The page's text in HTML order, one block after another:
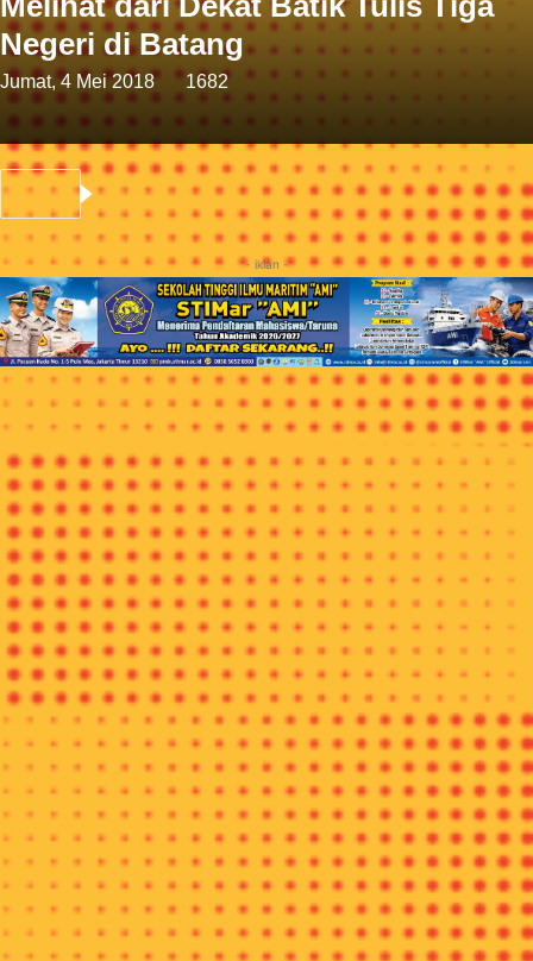
Negeri di Batang
Jumat, 4 Mei 2018 1682
- iklan -
JAKARTA, ITN-
BATIK sudah menjadi ciri khas Indonesia
sejak United Nations Educational, Scientific and Cultural
Organisation (UNESCO) menetapkan batik sebagai warisan
budaya Indonesia pada 2009 lalu.
Batik Tanah Air pun semakin terkenal hingga ke seluruh dunia.
Seiring perkembangan zaman, kini perajin banyak
meninggalkan cara tradisional (batik tulis) dengan alasan
efisiensi waktu dan tenaga dengan menggunakan teknologi
printing(batik printing). Perubahan teknik pembuatan ini
banyak sedikitnya akan mengikis nilai seni dalam membatik.
-iklan-
Miftakhutin dengan koleksi batik tulis Tiga Negeri. (foto. evi)
Saat ini bisa dibilang batik tulis sudah banyak ditinggalkan,
kecuali bagi perajin di Kampung Batik Tiga Negeri di Desa
Kalipuceng Wetan, Kabupaten Batang. Di tempat ini, Batik
yang dibuat oleh komunitas di Desa Kalipucang, Kabupaten
Batang sudah dikenal dengan batiknya yang khas dengan
corak “Tiga Negeri”.